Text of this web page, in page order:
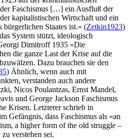
Faschismus […] ein Ausfluß der
kapitalistischen Wirtschaft und ein
Staates ist.« (Zetkin1923)
System stützt, ideologisch
Dimitroff 1935 »Die
die ganze Last der Krise auf die
Dazu brauchen sie den
) Ähnlich, wenn auch mit
verstanden auch andere
Nicos Poulantzas, Ernst Mandel,
und George Jackson Faschismus
Krisen. Letzterer schrieb in
Gefängnis, dass Faschismus als »an
a higher form of the old struggle –
verstehen sei.